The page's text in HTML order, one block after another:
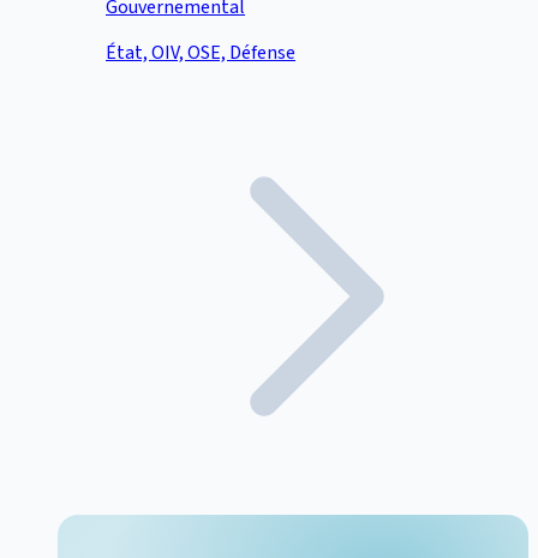
Gouvernemental
État, OIV, OSE, Défense